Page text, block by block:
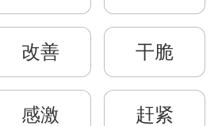
改善 干脆
感激 赶紧